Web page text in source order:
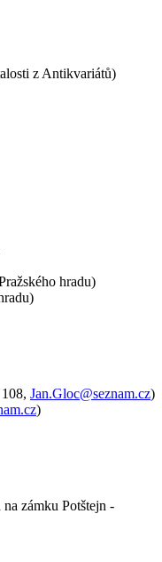
z Antikvariátů)
hradu)
, Jan.Gloc@seznam.cz)
)
zámku Potštejn -